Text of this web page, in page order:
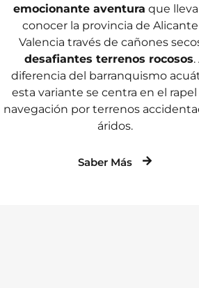
emocionante aventura que
conocer la provincia de
Valencia través de cañones
desafiantes terrenos rocosos.
diferencia del barranquismo
esta variante se centra en el rapel
navegación por terrenos
áridos.
Saber Más